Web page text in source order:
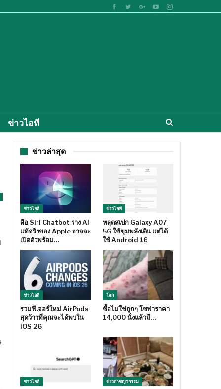
ข่าวไอที
ข่าวล่าสุด
ข่าวไอที
ลือ Siri Chatbot ร่าง AI
แท้จริงของ Apple อาจจะ
เปิดตัวพร้อม…
ข่าวไอที
หลุดสเปก Galaxy A07
5G ใช้ขุมพลังเดิน แต่ได้
ใช้ Android 16
ข่าวไอที
รวมฟีเจอร์ใหม่ AirPods
สุดว้าวที่คุณจะได้พบใน
iOS 26
โลก
ซื้อไม่ใช่ถูกๆ โซฟาราคา
14,000 นั่งแล้วมี…
ข่าวไอที ข่าวอาชญากรรม